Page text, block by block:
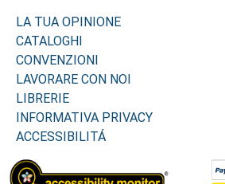
LA TUA OPINIONE
CATALOGHI
CONVENZIONI
LAVORARE CON NOI
LIBRERIE
INFORMATIVA PRIVACY
ACCESSIBILITÁ